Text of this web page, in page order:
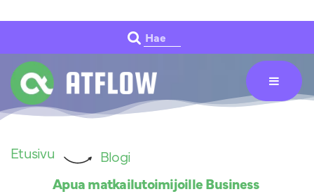
Hae
Etusivu
Blogi
Apua matkailutoimijoille Business